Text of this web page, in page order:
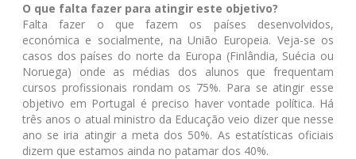
O que falta fazer para atingir este objetivo?
Falta fazer o que fazem os países desenvolvidos,
económica e socialmente, na União Europeia. Veja-se os
casos dos países do norte da Europa (Finlândia, Suécia ou
Noruega) onde as médias dos alunos que frequentam
cursos profissionais rondam os 75%. Para se atingir esse
objetivo em Portugal é preciso haver vontade política. Há
três anos o atual ministro da Educação veio dizer que nesse
ano se iria atingir a meta dos 50%. As estatísticas oficiais
dizem que estamos ainda no patamar dos 40%.